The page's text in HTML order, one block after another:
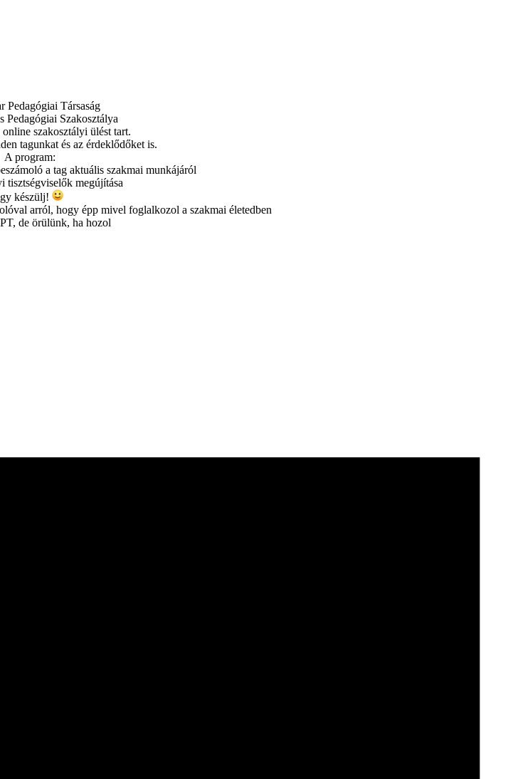
Pedagógiai Társaság
Pedagógiai Szakosztálya
szakosztályi ülést tart.
tagunkat és az érdeklődőket is.
A program:
a tag aktuális szakmai munkájáról
tisztségviselők megújítása
készülj!
arról, hogy épp mivel foglalkozol a szakmai életedben
de örülünk, ha hozol